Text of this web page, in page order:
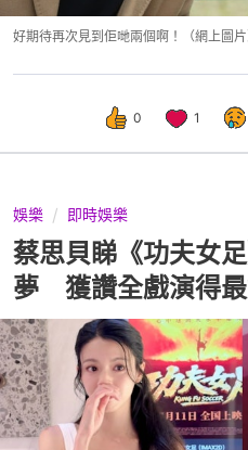
好期待再次見到佢哋兩個啊！（網上圖片
0 1
娛樂 即時娛樂
蔡思貝睇《功夫女
夢 獲讚全戲演得